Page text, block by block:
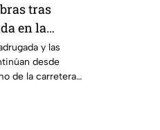
tras
en la
y las
desde
de la carretera